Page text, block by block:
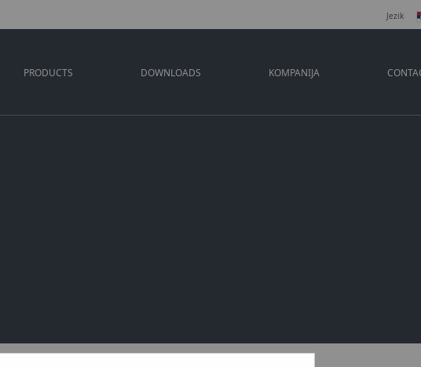
Jezik
PRODUCTS DOWNLOADS KOMPANIJA